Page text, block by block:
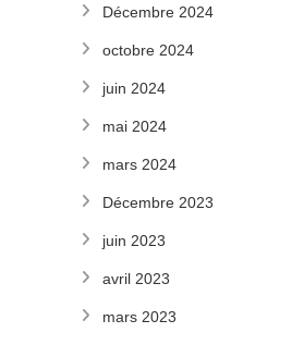
Décembre 2024
octobre 2024
juin 2024
mai 2024
mars 2024
Décembre 2023
juin 2023
avril 2023
mars 2023